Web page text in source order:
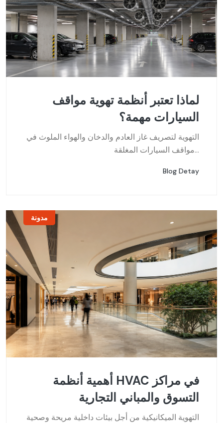
لماذا تعتبر أنظمة تهوية مواقف
السيارات مهمة؟
التهوية لتصريف غاز العادم والدخان والهواء الملوث في
مواقف السيارات المغلقة...
Blog Detay
مدونة
أهمية أنظمة HVAC في مراكز
التسوق والمباني التجارية
التهوية الميكانيكية من أجل بيئات داخلية مريحة وصحية